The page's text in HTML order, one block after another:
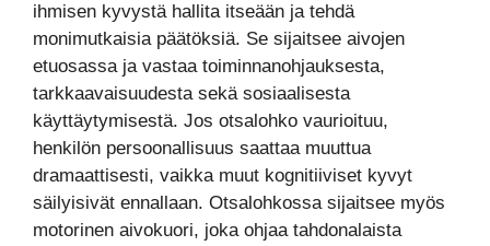
ihmisen kyvystä hallita itseään ja tehdä
monimutkaisia päätöksiä. Se sijaitsee aivojen
etuosassa ja vastaa toiminnanohjauksesta,
tarkkaavaisuudesta sekä sosiaalisesta
käyttäytymisestä. Jos otsalohko vaurioituu,
henkilön persoonallisuus saattaa muuttua
dramaattisesti, vaikka muut kognitiiviset kyvyt
säilyisivät ennallaan. Otsalohkossa sijaitsee myös
motorinen aivokuori, joka ohjaa tahdonalaista